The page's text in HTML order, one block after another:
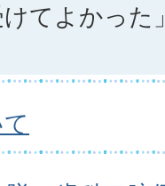
けてよかっ